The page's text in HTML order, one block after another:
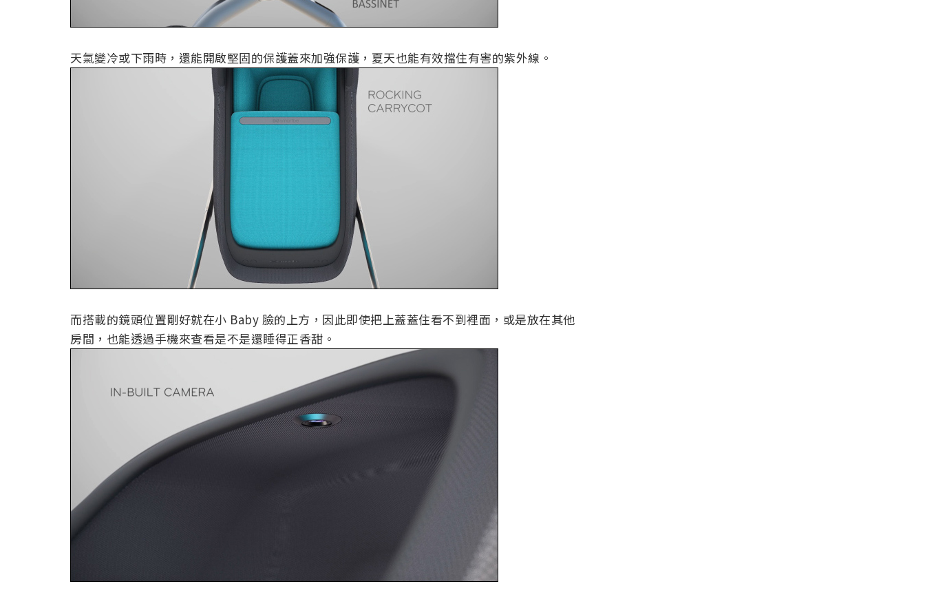
天氣變冷或下雨時，還能開啟堅固的保護蓋來加強保護，夏天也能有效擋住有害的紫外線。
而搭載的鏡頭位置剛好就在小 Baby 臉的上方，因此即使把上蓋蓋住看不到裡面，或是放在其他
房間，也能透過手機來查看是不是還睡得正香甜。